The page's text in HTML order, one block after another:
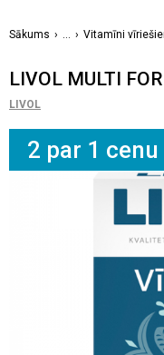
Sākums Vitamīni
LIVOL MULTI
LIVOL
2 par 1 cenu